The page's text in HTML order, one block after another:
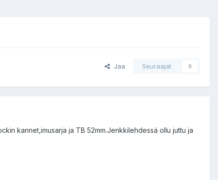
Jaa Seuraajat 0
kannet,imusarja ja TB 52mm.Jenkkilehdessä ollu juttu ja